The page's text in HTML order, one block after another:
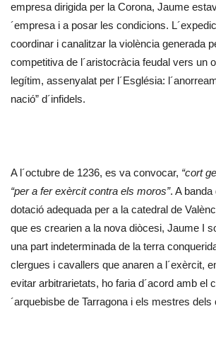
empresa dirigida per la Corona, Jaume
´empresa i a posar les condicions.
coordinar i canalitzar la violència generada
competitiva de l´aristocràcia feudal vers un
legítim, assenyalat per l´Església:
nació” d´infidels.
A l´octubre de 1236, es va convocar, “cort
“per a fer exèrcit contra els moros”. A
dotació adequada per a la catedral de
que es crearien a la nova diòcesi, Jaume I
una part indeterminada de la terra
clergues i cavallers que anaren a l´exèrcit,
evitar arbitrarietats, ho faria d´acord amb el
´arquebisbe de Tarragona i els mestres dels